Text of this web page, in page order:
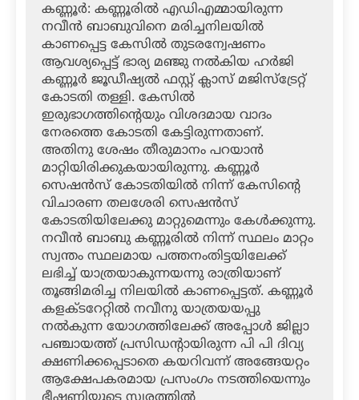
കണ്ണൂര്‍: കണ്ണൂരില്‍ എഡിഎമ്മായിരുന്ന
നവീന്‍ ബാബുവിനെ മരിച്ചനിലയില്‍
കാണപ്പെട്ട കേസില്‍ തുടരന്വേഷണം
ആവശ്യപ്പെട്ട് ഭാര്യ മഞ്ജു നല്‍കിയ ഹര്‍ജി
കണ്ണൂര്‍ ജൂഡീഷ്യല്‍ ഫസ്റ്റ് ക്ലാസ് മജിസ്‌ട്രേറ്റ്
കോടതി തള്ളി. കേസില്‍
ഇരുഭാഗത്തിന്റെയും വിശദമായ വാദം
നേരത്തെ കോടതി കേട്ടിരുന്നതാണ്.
അതിനു ശേഷം തീരുമാനം പറയാന്‍
മാറ്റിയിരിക്കുകയായിരുന്നു. കണ്ണൂര്‍
സെഷന്‍സ് കോടതിയില്‍ നിന്ന് കേസിന്റെ
വിചാരണ തലശേരി സെഷന്‍സ്
കോടതിയിലേക്കു മാറ്റുമെന്നും കേള്‍ക്കുന്നു.
നവീന്‍ ബാബു കണ്ണൂരില്‍ നിന്ന് സ്ഥലം മാറ്റം
സ്വന്തം സ്ഥലമായ പത്തനംതിട്ടയിലേക്ക്
ലഭിച്ച് യാത്രയാകുന്നയന്നു രാത്രിയാണ്
തൂങ്ങിമരിച്ച നിലയില്‍ കാണപ്പെട്ടത്. കണ്ണൂര്‍
കളക്ടറേറ്റില്‍ നവീനു യാത്രയയപ്പു
നല്‍കുന്ന യോഗത്തിലേക്ക് അപ്പോള്‍ ജില്ലാ
പഞ്ചായത്ത് പ്രസിഡന്റായിരുന്ന പി പി ദിവ്യ
ക്ഷണിക്കപ്പെടാതെ കയറിവന്ന് അങ്ങേയറ്റം
ആക്ഷേപകരമായ പ്രസംഗം നടത്തിയെന്നും